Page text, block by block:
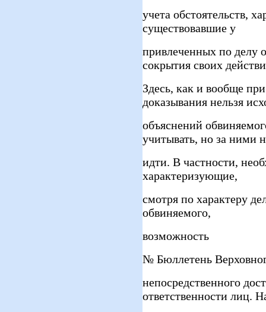
учета обстоятельств,
существовавшие у
привлеченных по делу
сокрытия своих
Здесь, как и вообще
доказывания нельзя
объяснений
учитывать, но за ними
идти. В частности,
характеризующие,
смотря по характеру
обвиняемого,
возможность
№ Бюллетень
непосредственного
ответственности лиц.